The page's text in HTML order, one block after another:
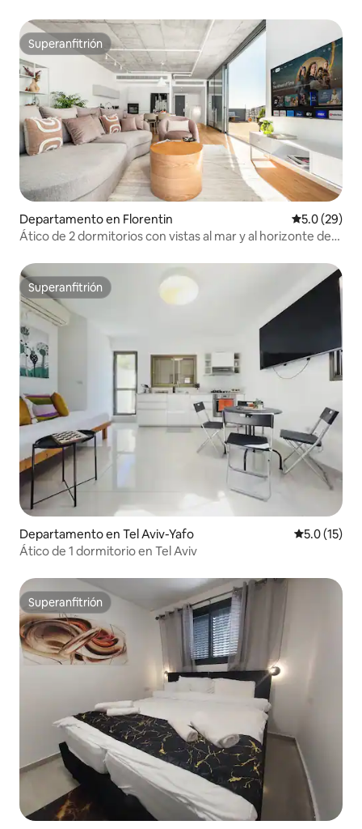
Superanfitrión
Superanfitrión
Departamento en Florentin Calificación
5.0 (29)
Ático de 2 dormitorios con vistas al mar y al horizonte de
Superanfitrión
Superanfitrión
Departamento en Tel Aviv-Yafo Calificación
5.0 (15)
Ático de 1 dormitorio en Tel Aviv
Superanfitrión
Superanfitrión